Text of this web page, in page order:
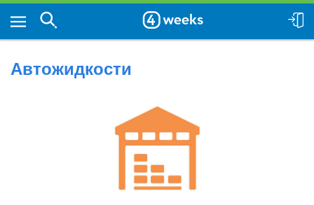
Автожидкости